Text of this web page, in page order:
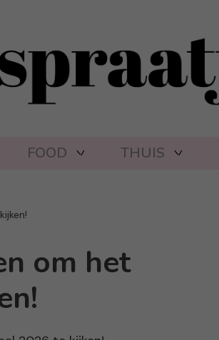
FOOD THUIS
om het